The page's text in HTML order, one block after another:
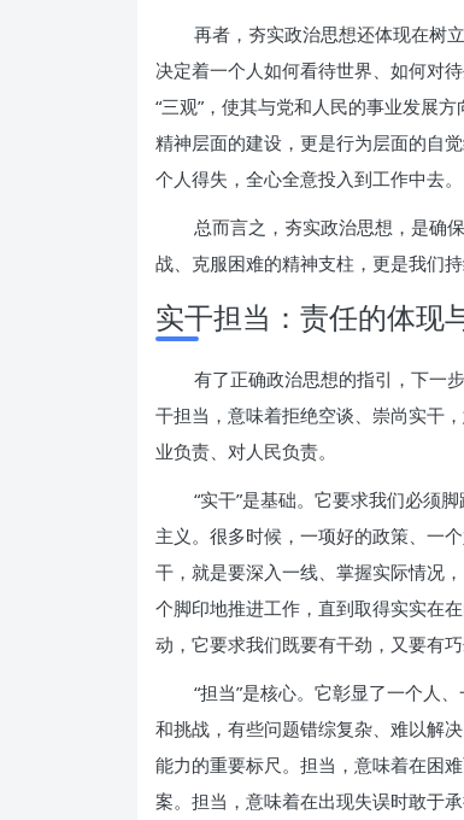
再者，夯实政治思想还体现在树
决定着一个人如何看待世界、如何对
“三观”，使其与党和人民的事业发展
精神层面的建设，更是行为层面的自
个人得失，全心全意投入到工作中去。
总而言之，夯实政治思想，是确
战、克服困难的精神支柱，更是我们
实干担当：责任的体现
有了正确政治思想的指引，下一
干担当，意味着拒绝空谈、崇尚实干
业负责、对人民负责。
“实干”是基础。它要求我们必须
主义。很多时候，一项好的政策、一
干，就是要深入一线、掌握实际情况
个脚印地推进工作，直到取得实实在
动，它要求我们既要有干劲，又要有巧
“担当”是核心。它彰显了一个人
和挑战，有些问题错综复杂、难以解
能力的重要标尺。担当，意味着在困
案。担当，意味着在出现失误时敢于